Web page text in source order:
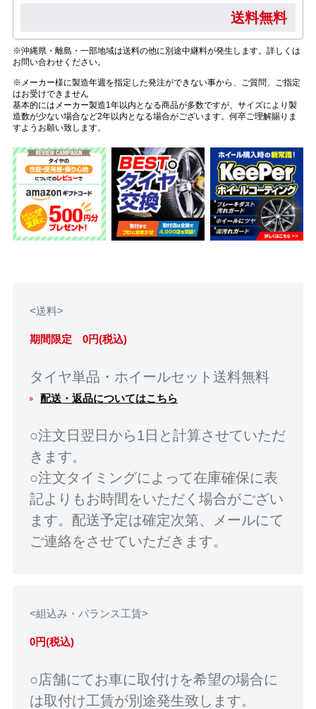
送料無料
※沖縄県・離島・一部地域は送料の他に別途中継料が発生します。詳しくは
お問い合わせください。
※メーカー様に製造年週を指定した発注ができない事から、ご質問、ご指定
はお受けできません
基本的にはメーカー製造1年以内となる商品が多数ですが、サイズにより製
造数が少ない場合など2年以内となる場合がございます。何卒ご理解賜りま
すようお願い致します。
<送料>
期間限定 0円(税込)
タイヤ単品・ホイールセット送料無料
配送・返品についてはこちら
○注文日翌日から1日と計算させていただ
きます。
○注文タイミングによって在庫確保に表
記よりもお時間をいただく場合がござい
ます。配送予定は確定次第、メールにて
ご連絡をさせていただきます。
<組込み・バランス工賃>
0円(税込)
○店舗にてお車に取付けを希望の場合に
は取付け工賃が別途発生致します。